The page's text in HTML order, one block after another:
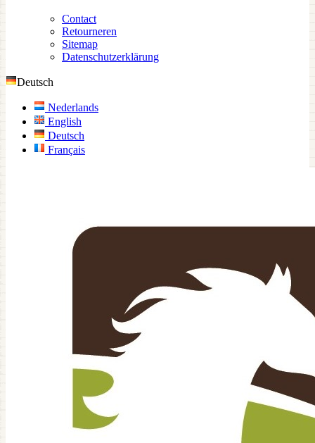
Contact
Retourneren
Sitemap
Datenschutzerklärung
Deutsch
Nederlands
English
Deutsch
Français